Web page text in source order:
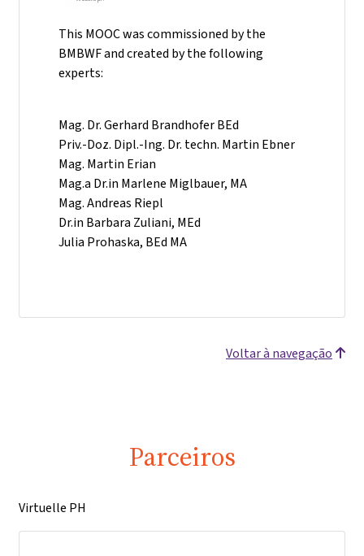
This MOOC was commissioned by the
BMBWF and created by the following
experts:
Mag. Dr. Gerhard Brandhofer BEd
Priv.-Doz. Dipl.-Ing. Dr. techn. Martin Ebner
Mag. Martin Erian
Mag.a Dr.in Marlene Miglbauer, MA
Mag. Andreas Riepl
Dr.in Barbara Zuliani, MEd
Julia Prohaska, BEd MA
Voltar à navegação
Parceiros
Virtuelle PH